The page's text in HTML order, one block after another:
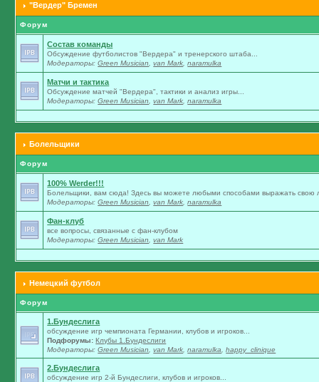
"Вердер" Бремен
Форум
Состав команды
Обсуждение футболистов "Вердера" и тренерского штаба...
Модераторы:Green Musician ,van Mark ,naramulka
Матчи и тактика
Обсуждение матчей "Вердера", тактики и анализ игры...
Модераторы:Green Musician ,van Mark ,naramulka
Болельщики
Форум
100% Werder!!!
Болельщики, вам сюда! Здесь вы можете любыми способами выражать свою
Модераторы:Green Musician ,van Mark ,naramulka
Фан-клуб
все вопросы, связанные с фан-клубом
Модераторы:Green Musician ,van Mark
Немецкий футбол
Форум
1.Бундеслига
обсуждение игр чемпионата Германии, клубов и игроков...
Подфорумы: Клубы 1.Бундеслиги
Модераторы:Green Musician ,van Mark ,naramulka ,happy_clinique
2.Бундеслига
обсуждение игр 2-й Бундеслиги, клубов и игроков...